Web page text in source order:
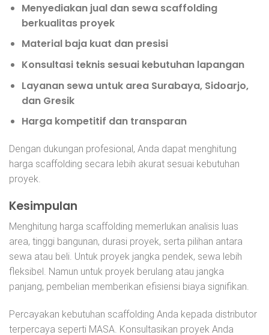
Menyediakan jual dan sewa scaffolding
berkualitas proyek
Material baja kuat dan presisi
Konsultasi teknis sesuai kebutuhan lapangan
Layanan sewa untuk area Surabaya, Sidoarjo,
dan Gresik
Harga kompetitif dan transparan
Dengan dukungan profesional, Anda dapat menghitung
harga scaffolding secara lebih akurat sesuai kebutuhan
proyek.
Kesimpulan
Menghitung harga scaffolding memerlukan analisis luas
area, tinggi bangunan, durasi proyek, serta pilihan antara
sewa atau beli. Untuk proyek jangka pendek, sewa lebih
fleksibel. Namun untuk proyek berulang atau jangka
panjang, pembelian memberikan efisiensi biaya signifikan.
Percayakan kebutuhan scaffolding Anda kepada distributor
terpercaya seperti MASA. Konsultasikan proyek Anda